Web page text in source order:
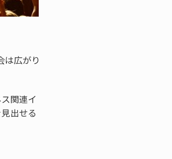
は広がり
関連イ
出せる